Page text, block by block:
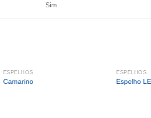
Sim
ESPELHOS
Camarino
ESPELHOS
Espelho